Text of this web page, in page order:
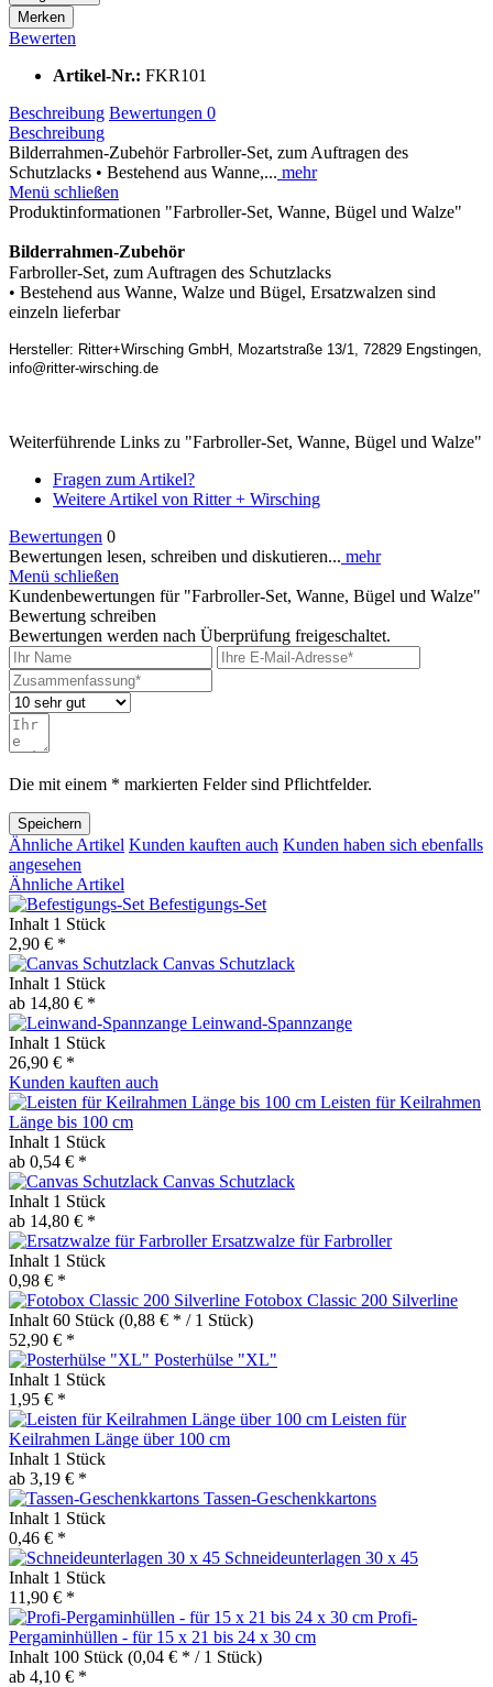
Merken
Bewerten
Artikel-Nr.: FKR101
Beschreibung Bewertungen 0
Beschreibung
Bilderrahmen-Zubehör Farbroller-Set, zum Auftragen des
Schutzlacks • Bestehend aus Wanne,... mehr
Menü schließen
Produktinformationen "Farbroller-Set, Wanne, Bügel und Walze"
Bilderrahmen-Zubehör
Farbroller-Set, zum Auftragen des Schutzlacks
• Bestehend aus Wanne, Walze und Bügel, Ersatzwalzen sind
einzeln lieferbar
Hersteller: Ritter+Wirsching GmbH, Mozartstraße 13/1, 72829 Engstingen,
info@ritter-wirsching.de
Weiterführende Links zu "Farbroller-Set, Wanne, Bügel und Walze"
Fragen zum Artikel?
Weitere Artikel von Ritter + Wirsching
Bewertungen 0
Bewertungen lesen, schreiben und diskutieren... mehr
Menü schließen
Kundenbewertungen für "Farbroller-Set, Wanne, Bügel und Walze"
Bewertung schreiben
Bewertungen werden nach Überprüfung freigeschaltet.
Die mit einem * markierten Felder sind Pflichtfelder.
Speichern
Ähnliche Artikel Kunden kauften auch Kunden haben sich ebenfalls
angesehen
Ähnliche Artikel
Befestigungs-Set
Inhalt 1 Stück
2,90 € *
Canvas Schutzlack
Inhalt 1 Stück
ab 14,80 € *
Leinwand-Spannzange
Inhalt 1 Stück
26,90 € *
Kunden kauften auch
Leisten für Keilrahmen
Länge bis 100 cm
Inhalt 1 Stück
ab 0,54 € *
Canvas Schutzlack
Inhalt 1 Stück
ab 14,80 € *
Ersatzwalze für Farbroller
Inhalt 1 Stück
0,98 € *
Fotobox Classic 200 Silverline
Inhalt 60 Stück (0,88 € * / 1 Stück)
52,90 € *
Posterhülse "XL"
Inhalt 1 Stück
1,95 € *
Leisten für
Keilrahmen Länge über 100 cm
Inhalt 1 Stück
ab 3,19 € *
Tassen-Geschenkkartons
Inhalt 1 Stück
0,46 € *
Schneideunterlagen 30 x 45
Inhalt 1 Stück
11,90 € *
Profi-
Pergaminhüllen - für 15 x 21 bis 24 x 30 cm
Inhalt 100 Stück (0,04 € * / 1 Stück)
ab 4,10 € *